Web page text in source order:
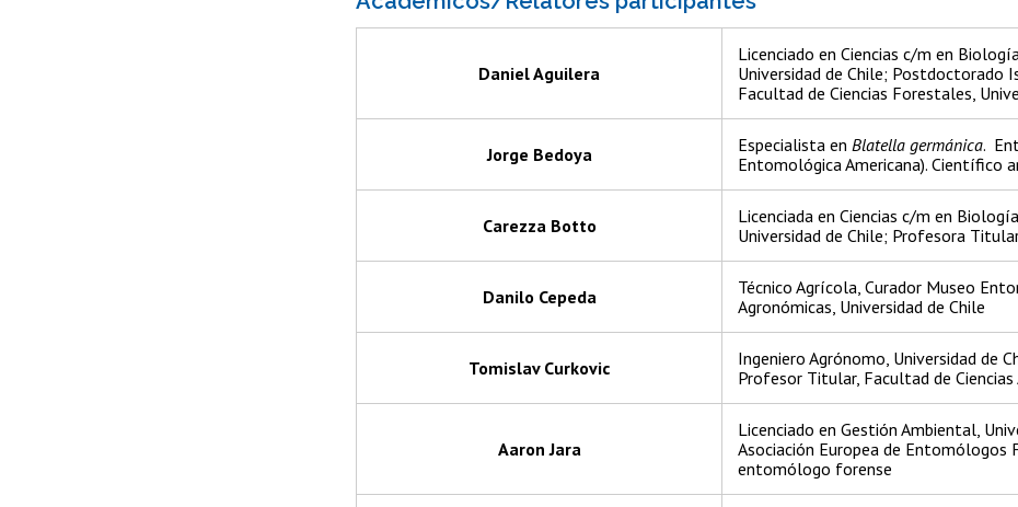
Daniel Aguilera
Licenciado en Ciencias c/m en
Universidad de Chile; Postdoctorado
Facultad de Ciencias Forestales,
Jorge Bedoya Especialista en Blatella germánica.
Entomológica Americana). Científico
Carezza Botto
Licenciada en Ciencias c/m en
Universidad de Chile; Profesora
Danilo Cepeda
Técnico Agrícola, Curador Museo
Agronómicas, Universidad de Chile
Tomislav Curkovic
Ingeniero Agrónomo, Universidad de
Profesor Titular, Facultad de Ciencias
Aaron Jara
Licenciado en Gestión Ambiental,
Asociación Europea de Entomólogos
entomólogo forense